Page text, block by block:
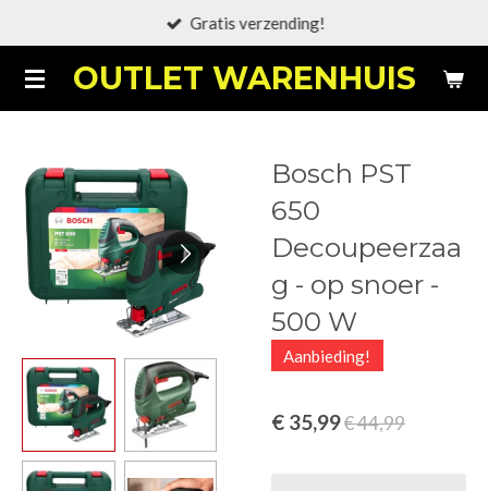
naar
de
OUTLET WARENHUIS
Gratis verzending!
Bosch PST
650
Decoupeerzaa
g - op snoer -
500 W
Aanbieding!
€ 35,99€ 44,99